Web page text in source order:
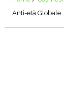
Anti-età Globale